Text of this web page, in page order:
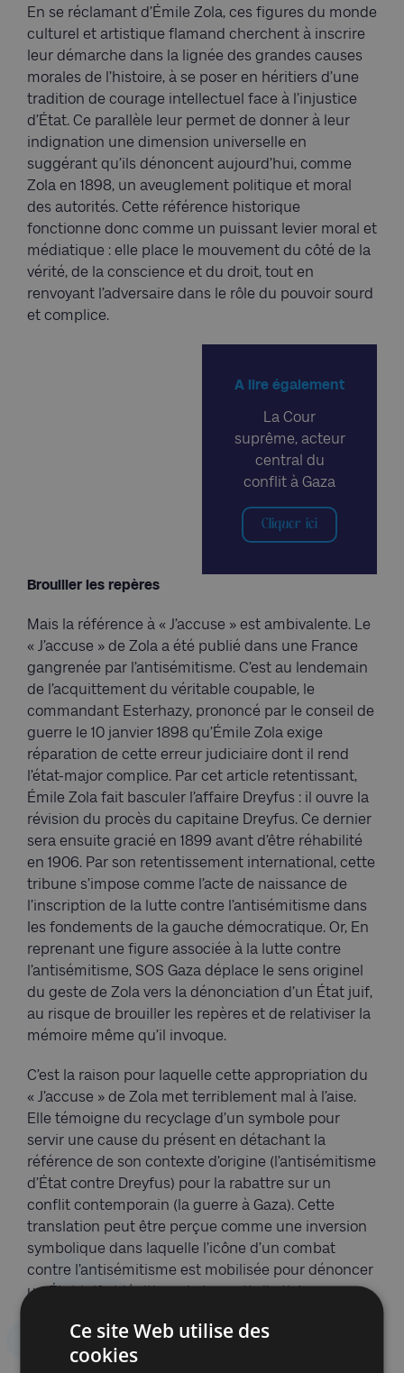
En se réclamant d’Émile Zola, ces figures du monde
culturel et artistique flamand cherchent à inscrire
leur démarche dans la lignée des grandes causes
morales de l’histoire, à se poser en héritiers d’une
tradition de courage intellectuel face à l’injustice
d’État. Ce parallèle leur permet de donner à leur
indignation une dimension universelle en
suggérant qu’ils dénoncent aujourd’hui, comme
Zola en 1898, un aveuglement politique et moral
des autorités. Cette référence historique
fonctionne donc comme un puissant levier moral et
médiatique : elle place le mouvement du côté de la
vérité, de la conscience et du droit, tout en
renvoyant l’adversaire dans le rôle du pouvoir sourd
et complice.
A lire également
La Cour
suprême, acteur
central du
conflit à Gaza
Cliquer ici
Brouiller les repères
Mais la référence à « J’accuse » est ambivalente. Le
« J’accuse » de Zola a été publié dans une France
gangrenée par l’antisémitisme. C’est au lendemain
de l’acquittement du véritable coupable, le
commandant Esterhazy, prononcé par le conseil de
guerre le 10 janvier 1898 qu’Émile Zola exige
réparation de cette erreur judiciaire dont il rend
l’état-major complice. Par cet article retentissant,
Émile Zola fait basculer l’affaire Dreyfus : il ouvre la
révision du procès du capitaine Dreyfus. Ce dernier
sera ensuite gracié en 1899 avant d’être réhabilité
en 1906. Par son retentissement international, cette
tribune s’impose comme l’acte de naissance de
l’inscription de la lutte contre l’antisémitisme dans
les fondements de la gauche démocratique. Or, En
reprenant une figure associée à la lutte contre
l’antisémitisme, SOS Gaza déplace le sens originel
du geste de Zola vers la dénonciation d’un État juif,
au risque de brouiller les repères et de relativiser la
mémoire même qu’il invoque.
C’est la raison pour laquelle cette appropriation du
« J’accuse » de Zola met terriblement mal à l’aise.
Elle témoigne du recyclage d’un symbole pour
servir une cause du présent en détachant la
référence de son contexte d’origine (l’antisémitisme
d’État contre Dreyfus) pour la rabattre sur un
conflit contemporain (la guerre à Gaza). Cette
translation peut être perçue comme une inversion
symbolique dans laquelle l’icône d’un combat
contre l’antisémitisme est mobilisée pour dénoncer
un État juif et légitimer le boycott d’artistes
évidemment le soupçon de récupération. Comme si
la grandeur morale de Zola validait, par transfert,
Ce site Web utilise des
cookies